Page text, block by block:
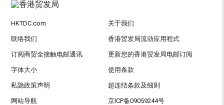
HKTDC.com 关于我们
联络我们 香港贸发局流动应用程式
订阅商贸全接触电邮通讯 更新您的香港贸发局电邮订阅
字体大小 使用条款
私隐政策声明 超连结条款及细则
网站导航 京ICP备09059244号